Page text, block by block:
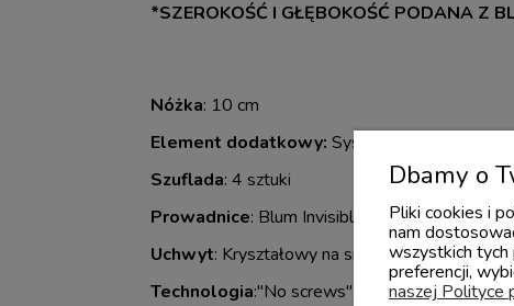
*SZEROKOŚĆ I GŁĘBOKOŚĆ PODANA Z
Nóżka: 10 cm
Element dodatkowy: System montażowy do
Szuflada: 4 sztuki
Prowadnice: Blum Invisible + Soft close / 4
Uchwyt: Kryształowy na srebrnej stopce / 9
Technologia:"No screws" - bez widocznych
Dbamy o
Pliki cookies i
nam
wszystkich
preferencji,
naszej Polityce